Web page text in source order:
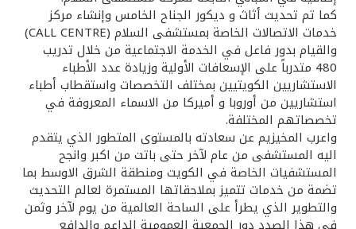
كما تم تحديث أثاث و ديكور الجناح الخامس وإنشاء مركز
خدمات الاتصالات الخاصة بمستشفى السلام (CALL CENTRE)
والقيام بدور فاعل في الخدمة الاجتماعية من خلال تدريب
480 متدرباً على الإسعافات الأولية وزيادة عدد الأطباء
الاستشاريين الكويتيين بمختلف التخصصات واستقطاب أطباء
استشاريين من أوروبا و أميركا من الاسماء المعروفة في
تخصصاتهم المختلفة.
واعرب المخيزيم عن سعادته بالمستوى المتطور الذي يتقدم
اليه المستشفى من عام لآخر حتى باتت من اكبر وانجح
المستشفيات الخاصة في الكويت ومنطقة الشرق الاوسط بما
تضمة من خدمات تتميز بملاحقاتها المستمرة لعالم التحديث
والتطوير الذي يطرأ على الساحة العالمية من يوم لآخر وثمن